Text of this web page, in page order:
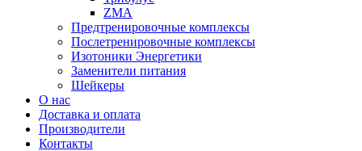
ZMA
Предтренировочные комплексы
Послетренировочные комплексы
Изотоники Энергетики
Заменители питания
Шейкеры
О нас
Доставка и оплата
Производители
Контакты